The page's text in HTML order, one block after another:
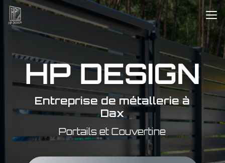
Aller
contenu
principal
Entreprise de métallerie à
Dax
Portails et Couvertine